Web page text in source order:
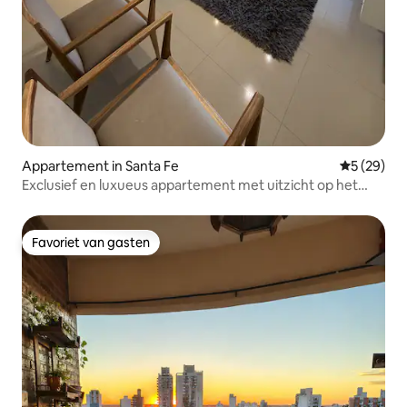
Appartement in Santa Fe
5 (29)
Exclusief en luxueus appartement met uitzicht op het
Favoriet van gasten
Favoriet van gasten